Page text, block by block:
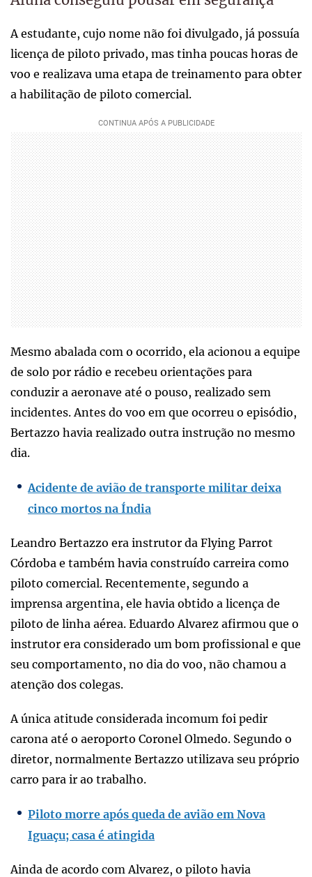
A estudante, cujo nome não foi divulgado, já possuía
licença de piloto privado, mas tinha poucas horas de
voo e realizava uma etapa de treinamento para obter
a habilitação de piloto comercial.
Mesmo abalada com o ocorrido, ela acionou a equipe
de solo por rádio e recebeu orientações para
conduzir a aeronave até o pouso, realizado sem
incidentes. Antes do voo em que ocorreu o episódio,
Bertazzo havia realizado outra instrução no mesmo
dia.
Acidente de avião de transporte militar deixa
cinco mortos na Índia
Leandro Bertazzo era instrutor da Flying Parrot
Córdoba e também havia construído carreira como
piloto comercial. Recentemente, segundo a
imprensa argentina, ele havia obtido a licença de
piloto de linha aérea. Eduardo Alvarez afirmou que o
instrutor era considerado um bom profissional e que
seu comportamento, no dia do voo, não chamou a
atenção dos colegas.
A única atitude considerada incomum foi pedir
carona até o aeroporto Coronel Olmedo. Segundo o
diretor, normalmente Bertazzo utilizava seu próprio
carro para ir ao trabalho.
Piloto morre após queda de avião em Nova
Iguaçu; casa é atingida
Ainda de acordo com Alvarez, o piloto havia